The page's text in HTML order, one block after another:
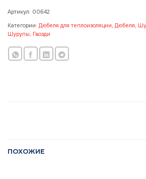
Артикул: 00642
Категории: Дюбеля для теплоизоляции, Дюбеля,
Шурупы, Гвозди
ПОХОЖИЕ